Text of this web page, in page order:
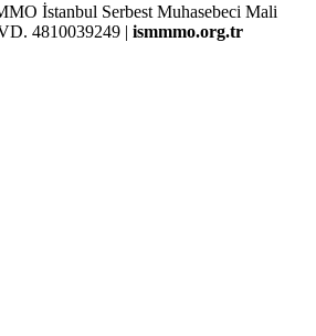
İstanbul Serbest Muhasebeci Mali
4810039249 | ismmmo.org.tr